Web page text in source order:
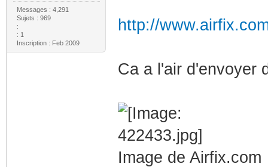
Messages : 4,291
Sujets : 969
:
: 1
Inscription : Feb 2009
http://
Ca a l'air d'envoyer
Image de Airfix.com